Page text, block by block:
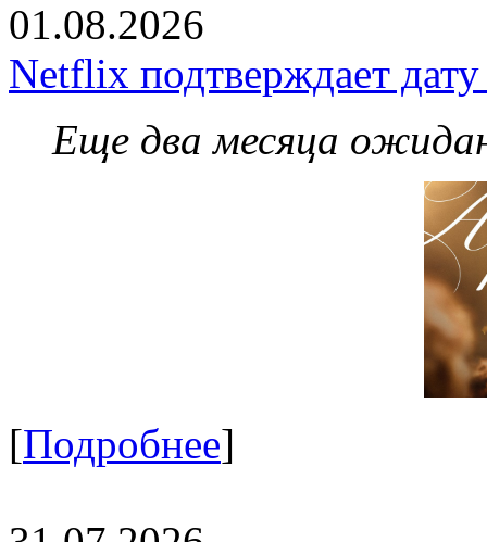
01.08.2026
Netflix подтверждает
Еще два месяца
[Подробнее]